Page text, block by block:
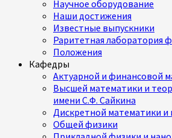
Научное оборудование
Наши достижения
Известные выпускники
Раритетная лаборатория
Положения
Кафедры
Актуарной и финансовой
Высшей математики и
имени С.Ф. Сайкина
Дискретной математики
Общей физики